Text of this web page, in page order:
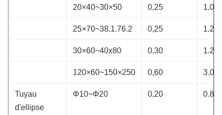
20×40~30×50 0,25
25×70~38.1.76.2 0,25
30×60~40x80 0,30
120×60~150×250 0,60
Tuyau
d'ellipse
Φ10~Φ20 0,20